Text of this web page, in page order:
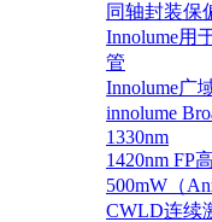
同轴封装保
Innolume用
管
Innolume广
innolume
1330nm
1420nm FP
500mW（
CWLD连续